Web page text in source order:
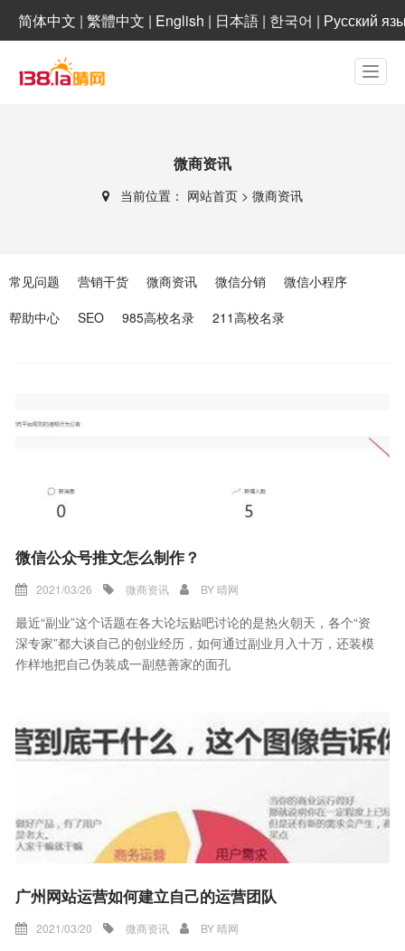
简体中文 | 繁體中文 | English | 日本語 | 한국어 | Русский
微商资讯
当前位置： 网站首页 > 微商资讯
常见问题 营销干货 微商资讯 微信分销
微信小程序
帮助中心
SEO 985高校名录 211高校名录
微信公众号推文怎么制作？
2021/03/26 微商资讯 BY晴网
最近“副业”这个话题在各大论坛贴吧讨论的是热火朝天，各个“资
深专家”都大谈自己的创业经历，如何通过副业月入十万，还装模
作样地把自己伪装成一副慈善家的面孔
广州网站运营如何建立自己的运营团队
2021/03/20 微商资讯 BY晴网